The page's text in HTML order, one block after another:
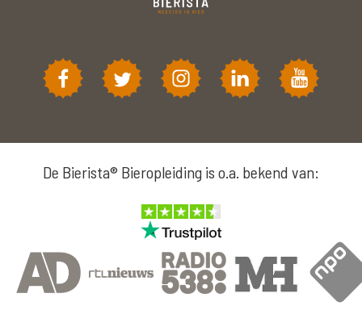
De Bierista® Bieropleiding is o.a. bekend van: